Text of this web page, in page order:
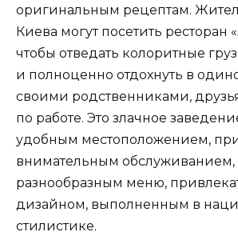
оригинальным рецептам.
Киева могут посетить ресторан
чтобы отведать колоритные
и полноценно отдохнуть в
своими родственниками,
по работе. Это злачное
удобным местоположением,
внимательным обслуживанием,
разнообразным меню,
дизайном, выполненным в
стилистике.